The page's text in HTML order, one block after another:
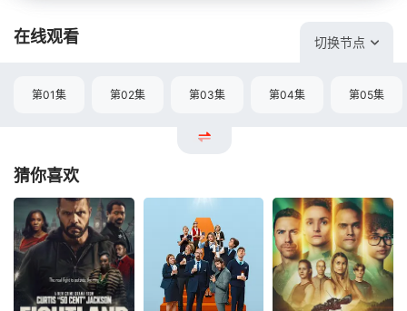
在线观看 切换节点
第01集 第02集 第03集 第04集 第05集
猜你喜欢